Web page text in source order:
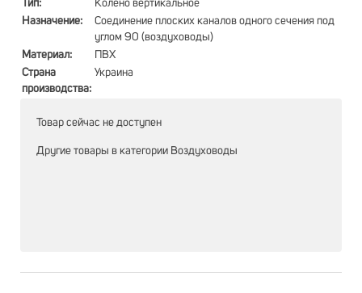
Тип:
Колено вертикальное
Назначение:
Соединение плоских каналов одного сечения под
углом 90 (воздуховоды)
Материал:
ПВХ
Страна
производства:
Украина
Товар сейчас не доступен
Другие товары в категории Воздуховоды